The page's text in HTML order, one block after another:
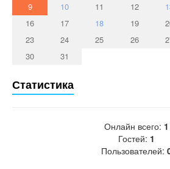
9
10 11 12
16
17 18 19
23
24 25 26
30
31
Статистика
Онлайн всего: 1
Гостей: 1
Пользователей: